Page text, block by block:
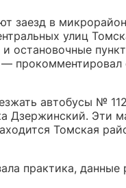
заезд в
улиц
остановочные
прокомментировал
автобусы №
Дзержинский. Эти
Томская
практика, данные